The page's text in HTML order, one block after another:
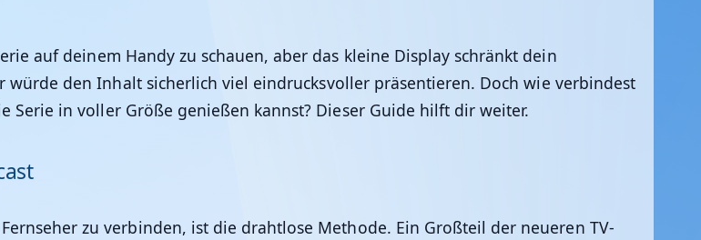
auf deinem Handy zu schauen, aber das kleine Display schränkt dein
den Inhalt sicherlich viel eindrucksvoller präsentieren. Doch wie verbindest
Serie in voller Größe genießen kannst? Dieser Guide hilft dir weiter.
zu verbinden, ist die drahtlose Methode. Ein Großteil der neueren TV-